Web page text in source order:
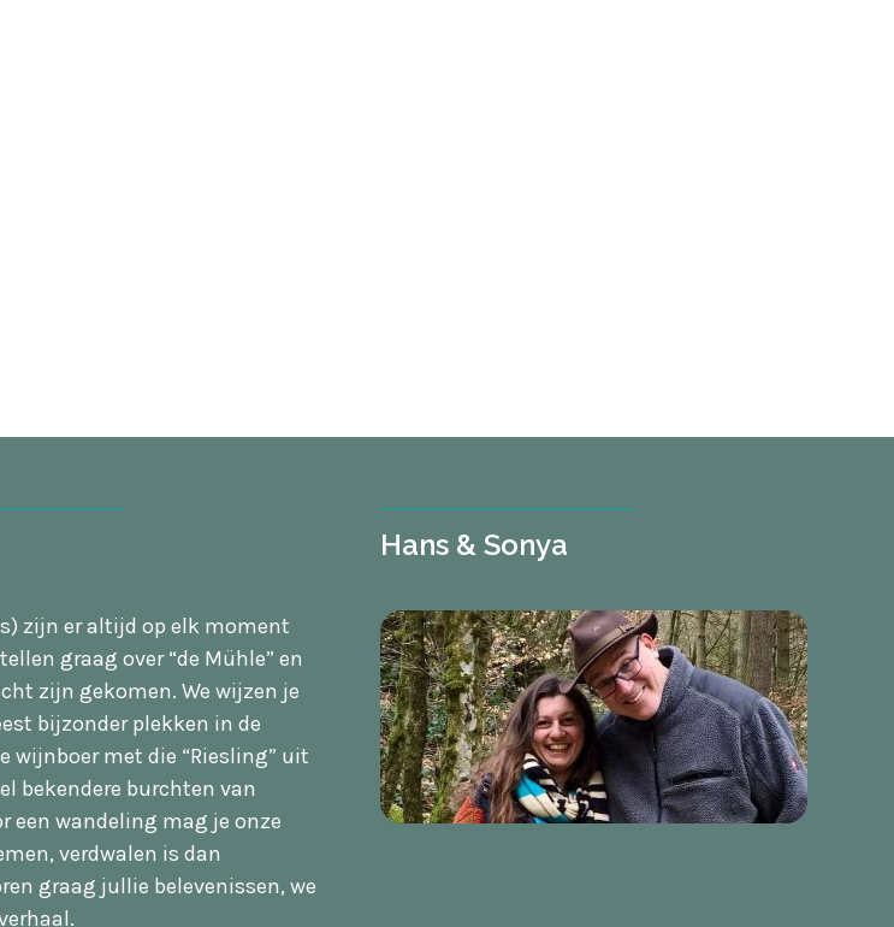
zijn er altijd op elk moment
graag over “de Mühle” en
zijn gekomen. We wijzen je
bijzonder plekken in de
wijnboer met die “Riesling” uit
bekendere burchten van
een wandeling mag je onze
verdwalen is dan
graag jullie belevenissen, we
Hans & Sonya